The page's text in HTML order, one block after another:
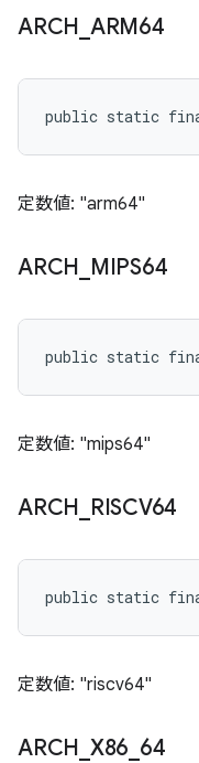
ARCH ARM64
public static final
定数値: "arm64"
ARCH MIPS64
public static final
定数値: "mips64"
ARCH RISCV64
public static final
定数値: "riscv64"
ARCH X86 64